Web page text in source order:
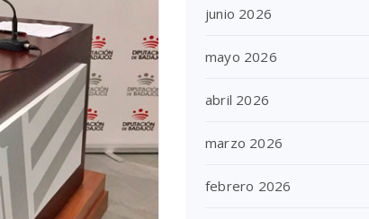
junio 2026
mayo 2026
abril 2026
marzo 2026
febrero 2026